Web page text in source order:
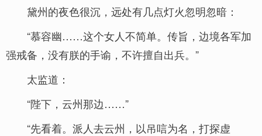
黛州的夜色很沉，远处有几点灯火忽明忽暗：
“慕容幽……这个女人不简单。传旨，边境各军加
强戒备，没有朕的手谕，不许擅自出兵。”
太监道：
“陛下，云州那边……”
“先看着。派人去云州，以吊唁为名，打探虚